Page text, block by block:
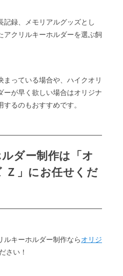
録、メモリアルグッズとし
アクリルキーホルダーを選ぶ飼
っている場合や、ハイクオリ
ーが早く欲しい場合はオリジナ
るのもおすすめです。
ダー制作は「オ
Ｚ」にお任せくだ
ルキーホルダー制作ならオリジ
さい！